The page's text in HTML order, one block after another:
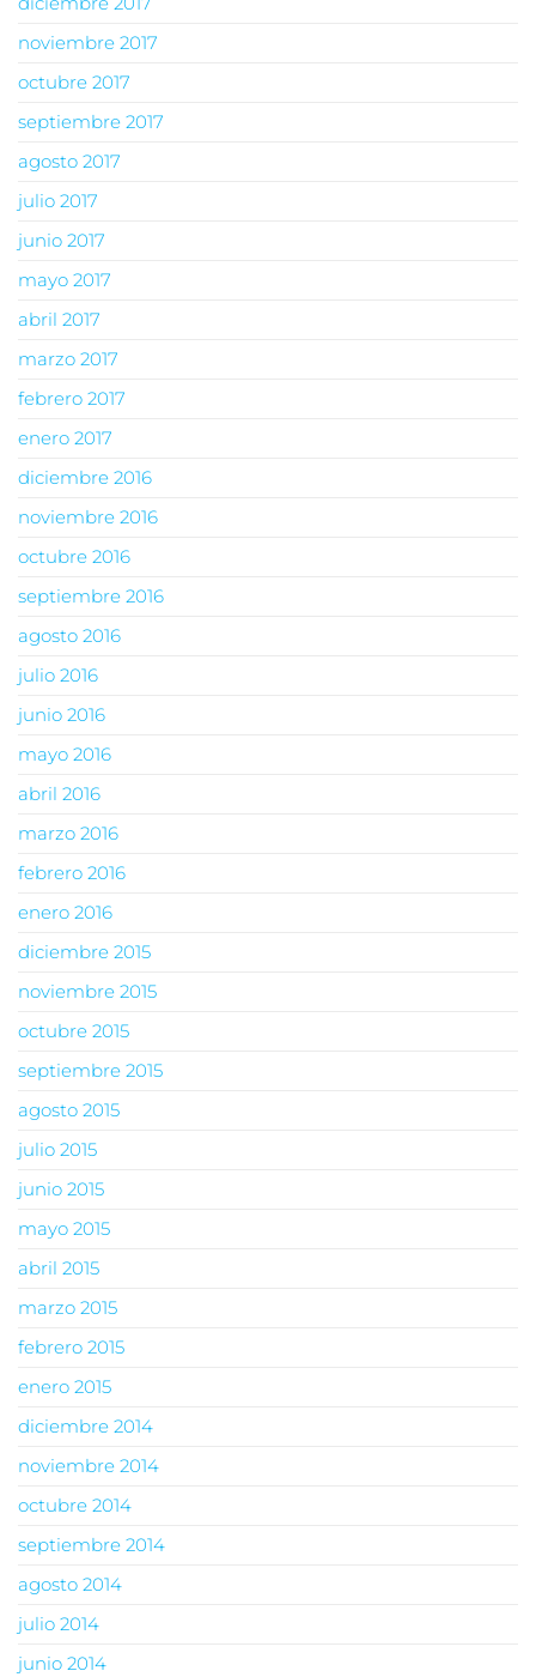
noviembre 2017
octubre 2017
septiembre 2017
agosto 2017
julio 2017
junio 2017
mayo 2017
abril 2017
marzo 2017
febrero 2017
enero 2017
diciembre 2016
noviembre 2016
octubre 2016
septiembre 2016
agosto 2016
julio 2016
junio 2016
mayo 2016
abril 2016
marzo 2016
febrero 2016
enero 2016
diciembre 2015
noviembre 2015
octubre 2015
septiembre 2015
agosto 2015
julio 2015
junio 2015
mayo 2015
abril 2015
marzo 2015
febrero 2015
enero 2015
diciembre 2014
noviembre 2014
octubre 2014
septiembre 2014
agosto 2014
julio 2014
junio 2014